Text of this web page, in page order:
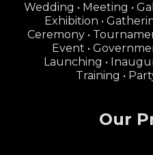
Wedding • Meeting •
Exhibition •
Ceremony •
Event •
Launching •
Training •
Our